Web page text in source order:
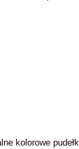
kolorowe